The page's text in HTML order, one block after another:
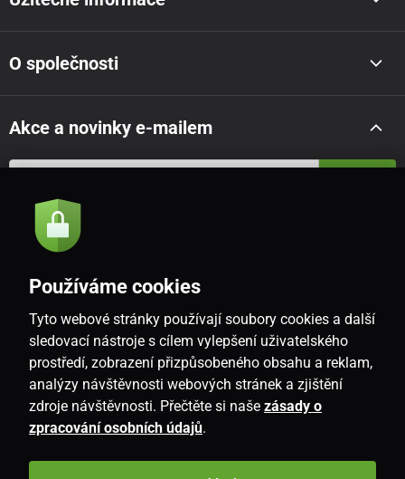
O společnosti
Akce a novinky e-mailem
Souhlasím se
CZ
Používáme cookies
Tyto webové stránky používají soubory cookies a další
sledovací nástroje s cílem vylepšení uživatelského
prostředí, zobrazení přizpůsobeného obsahu a reklam,
analýzy návštěvnosti webových stránek a zjištění
zdroje návštěvnosti. Přečtěte si naše zásady o
zpracování osobních údajů.